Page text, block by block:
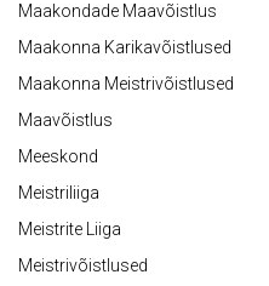
Maakondade Maavõistlus
Maakonna Karikavõistlused
Maakonna Meistrivõistlused
Maavõistlus
Meeskond
Meistriliiga
Meistrite Liiga
Meistrivõistlused